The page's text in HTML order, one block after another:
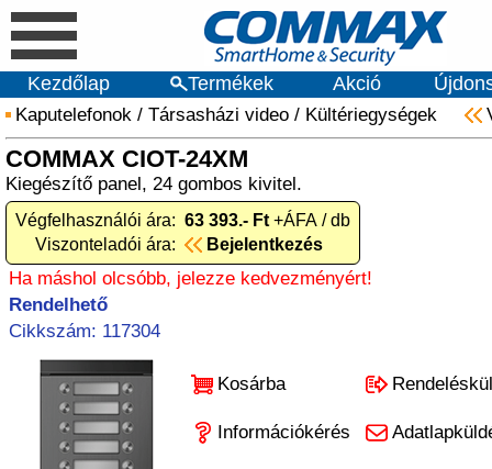
Kezdőlap Termékek Akció
Kaputelefonok / Társasházi video / Kültériegységek
COMMAX CIOT-24XM
Kiegészítő panel, 24 gombos kivitel.
Végfelhasználói ára: 63 393.- Ft +ÁFA / db
Viszonteladói ára:
Bejelentkezés
Ha máshol olcsóbb, jelezze kedvezményért!
Rendelhető
Cikkszám: 117304
Kosárba
Információkérés